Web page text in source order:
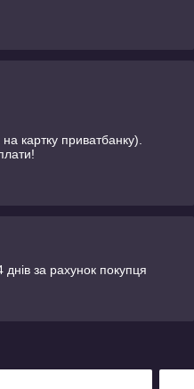
картку приватбанку).
за рахунок покупця